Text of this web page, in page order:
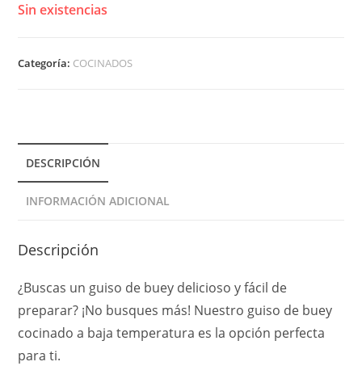
Sin existencias
Categoría: COCINADOS
DESCRIPCIÓN
INFORMACIÓN ADICIONAL
Descripción
¿Buscas un guiso de buey delicioso y fácil de
preparar? ¡No busques más! Nuestro guiso de buey
cocinado a baja temperatura es la opción perfecta
para ti.